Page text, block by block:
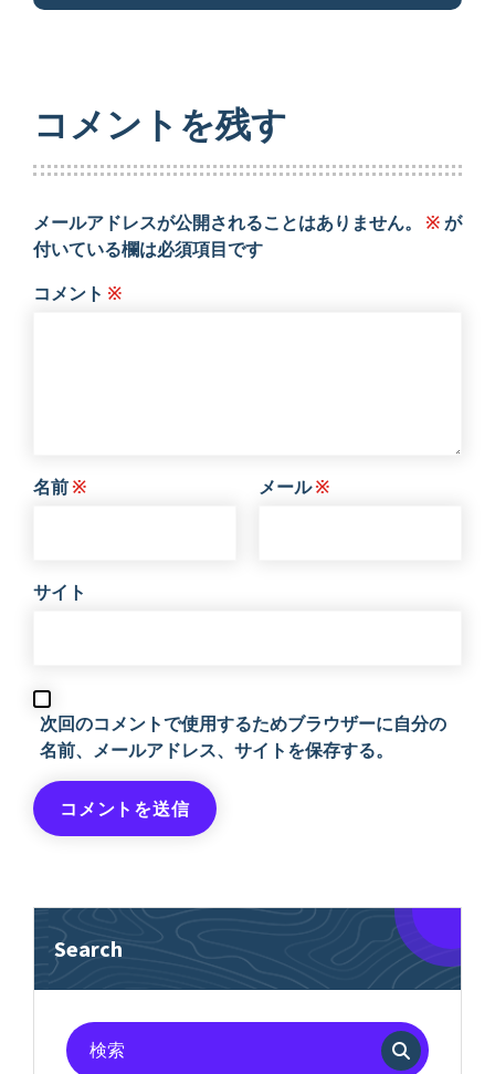
コメントを残す
メールアドレスが公開されることはありません。 ※ が
付いている欄は必須項目です
コメント ※
名前 ※ メール※
サイト
次回のコメントで使用するためブラウザーに自分の
名前、メールアドレス、サイトを保存する。
Search
検
索